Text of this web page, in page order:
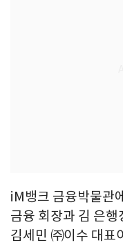
iM뱅크 금융박물관
금융 회장과 김 은
김세민 ㈜이수 대표